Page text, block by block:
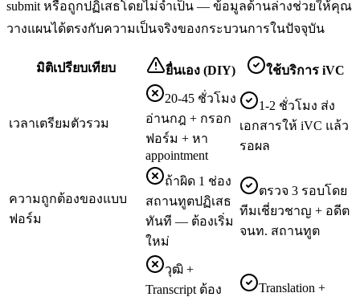
submit หรือถูกปฏิเสธโดยไม่จำเป็น — ข้อมูลด้านล่างช่วยให้คุณ
วางแผนได้ตรงกับความเป็นจริงของกระบวนการในปัจจุบัน
มิติเปรียบเทียบ ยื่นเอง (DIY) ใช้บริการ iVC
เวลาเตรียมตัวรวม
20-45 ชั่วโมง
อ่านกฎ + กรอก
ฟอร์ม + หา
appointment
1-2 ชั่วโมง ส่ง
เอกสารให้ iVC แล้ว
รอผล
ความถูกต้องของแบบ
ฟอร์ม
ถ้าผิด 1 ช่อง
สถานทูตปฏิเสธ
ทันที — ต้องเริ่ม
ใหม่
ตรวจ 3 รอบโดย
ทีมเชี่ยวชาญ + อดีต
จนท. สถานทูต
วุฒิ +
Transcript ต้อง
Translation +